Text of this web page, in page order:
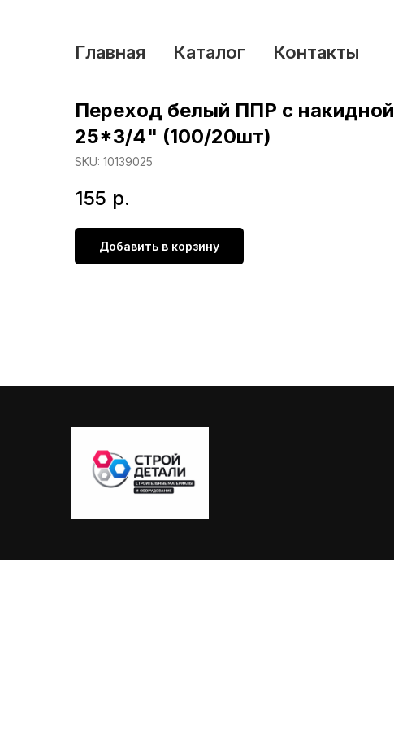
Главная Каталог Контакты
Переход белый ППР с накидной
25*3/4" (100/20шт)
SKU: 10139025
155 р.
Добавить в корзину